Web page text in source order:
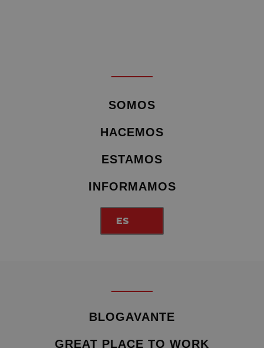
SOMOS
HACEMOS
ESTAMOS
INFORMAMOS
ES
BLOGAVANTE
GREAT PLACE TO WORK